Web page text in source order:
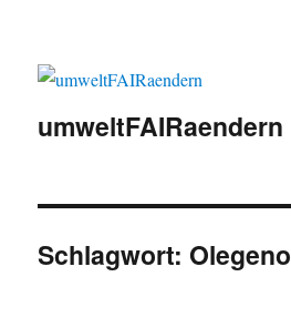
umweltFAIRaendern
Schlagwort: Olegeno